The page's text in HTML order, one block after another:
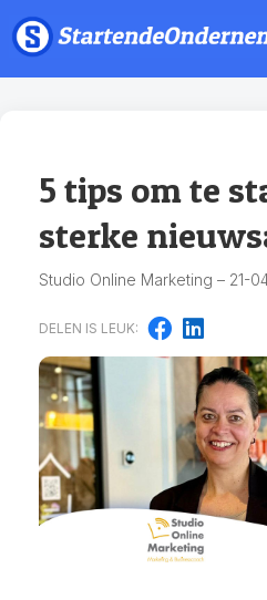
5 tips om te
sterke
Studio Online Marketing – 21-
DELEN IS LEUK: